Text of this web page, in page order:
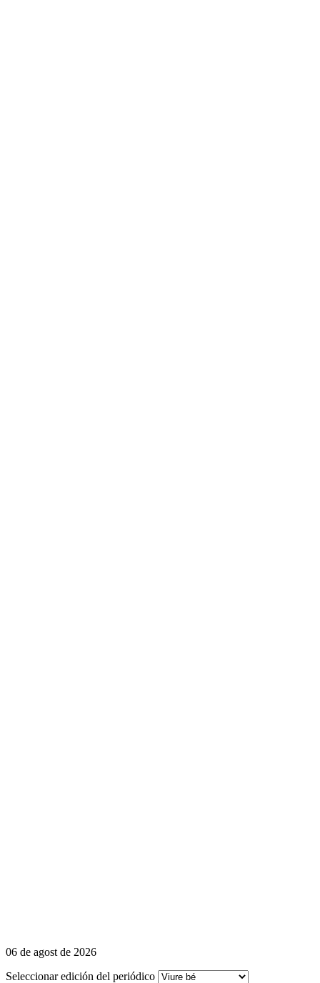
06 de agost de 2026
Seleccionar edición del periódico